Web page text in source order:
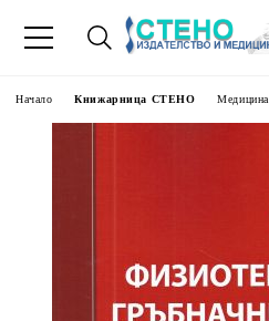
Начало Книжарница СТЕНО Медицина